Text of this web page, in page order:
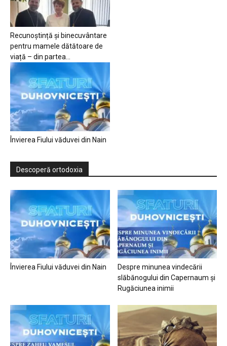
Recunoștință și binecuvântare
pentru mamele dătătoare de
viață – din partea...
Învierea Fiului văduvei din Nain
Descoperă ortodoxia
Învierea Fiului văduvei din Nain
Despre minunea vindecării
slăbănogului din Capernaum și
Rugăciunea inimii